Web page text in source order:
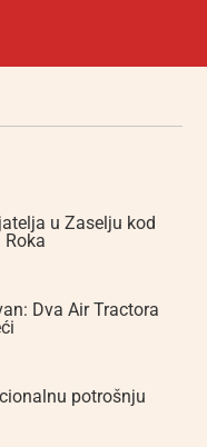
u Zaselju kod
Dva Air Tractora
potrošnju